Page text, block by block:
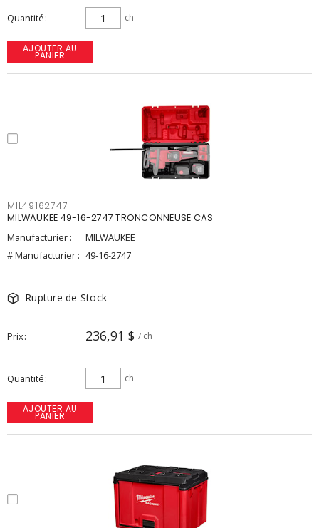
Quantité ch
AJOUTER AU
PANIER
MIL49162747
MILWAUKEE 49-16-2747 TRONCONNEUSE CAS
Manufacturier :
MILWAUKEE
# Manufacturier : 49-16-2747
Rupture de Stock
Prix 236,91 $ / ch
Quantité ch
AJOUTER AU
PANIER